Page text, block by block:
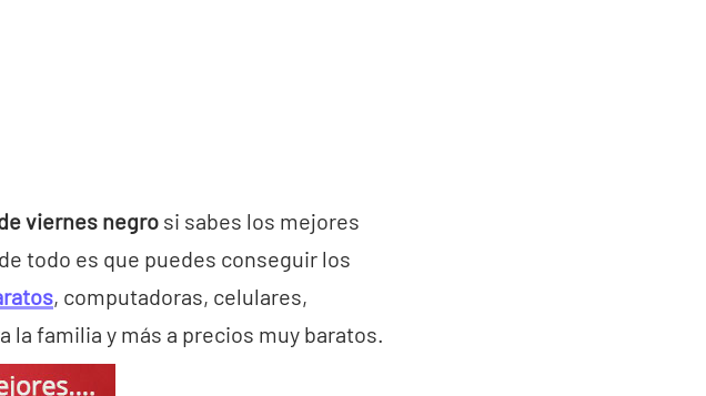
viernes negro si sabes los mejores
todo es que puedes conseguir los
, computadoras, celulares,
familia y más a precios muy baratos.